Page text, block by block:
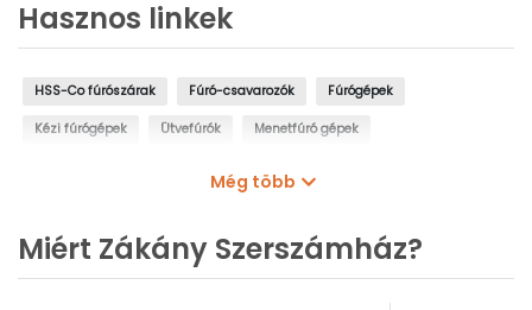
Hasznos linkek
HSS-Co fúrószárak Fúró-csavarozók Fúrógépek
Kézi fúrógépek Ütvefúrók Menetfúró gépek
Még több
Miért Zákány Szerszámház?